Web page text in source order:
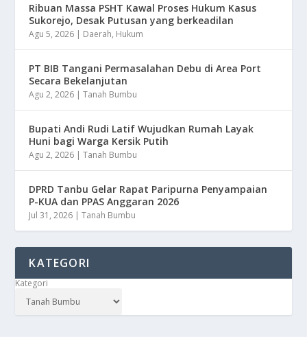
Ribuan Massa PSHT Kawal Proses Hukum Kasus
Sukorejo, Desak Putusan yang berkeadilan
Agu 5, 2026 | Daerah, Hukum
PT BIB Tangani Permasalahan Debu di Area Port
Secara Bekelanjutan
Agu 2, 2026 |Tanah Bumbu
Bupati Andi Rudi Latif Wujudkan Rumah Layak
Huni bagi Warga Kersik Putih
Agu 2, 2026 |Tanah Bumbu
DPRD Tanbu Gelar Rapat Paripurna Penyampaian
P-KUA dan PPAS Anggaran 2026
Jul 31, 2026 |Tanah Bumbu
KATEGORI
Kategori